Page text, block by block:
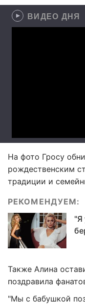
ВИДЕО ДНЯ
На фото Гросу
рождественским
традиции и
РЕКОМЕНДУЕМ:
"Я
Также Алина
поздравила
"Мы с бабушкой